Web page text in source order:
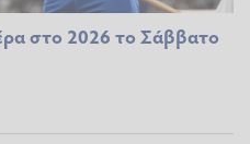
στο 2026 το Σάββατο